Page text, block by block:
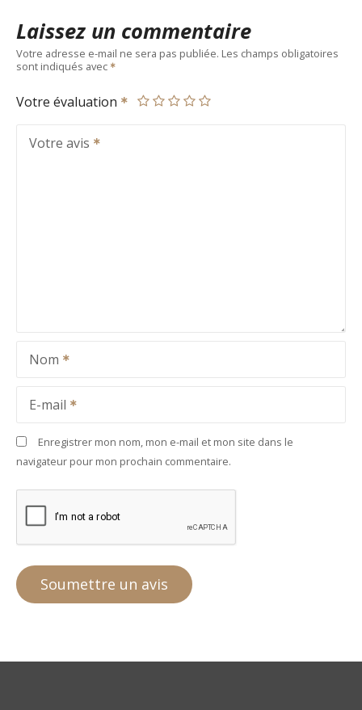
Laissez un commentaire
Votre adresse e-mail ne sera pas publiée. Les champs obligatoires
sont indiqués avec
Votre évaluation
Votre avis
Nom
E-mail
Enregistrer mon nom, mon e-mail et mon site dans le
navigateur pour mon prochain commentaire.